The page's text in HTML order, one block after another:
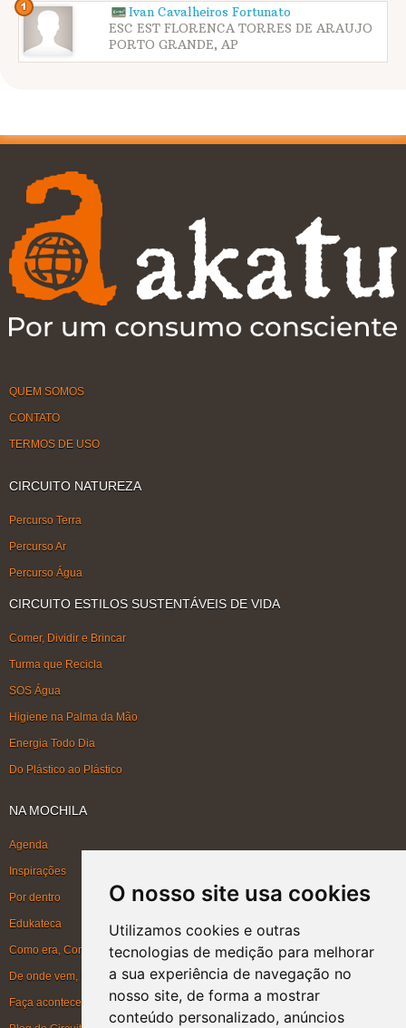
O nosso site usa cookies
Utilizamos cookies e outras
tecnologias de medição para melhorar
a sua experiência de navegação no
nosso site, de forma a mostrar
conteúdo personalizado, anúncios
Ivan Cavalheiros Fortunato
ESC EST FLORENCA TORRES DE ARAUJO
PORTO GRANDE, AP
QUEM SOMOS
CONTATO
TERMOS DE USO
CIRCUITO NATUREZA
Percurso Terra
Percurso Ar
Percurso Água
CIRCUITO ESTILOS SUSTENTÁVEIS DE VIDA
Comer, Dividir e Brincar
Turma que Recicla
SOS Água
Higiene na Palma da Mão
Energia Todo Dia
Do Plástico ao Plástico
NA MOCHILA
Agenda
Inspirações
Por dentro
Edukateca
Como era, Como ficou, Como será
De onde vem, Para onde vai
Faça acontecer